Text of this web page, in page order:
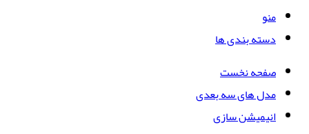
منو
دسته بندی ها
صفحه نخست
مدل های سه بعدی
انیمیشن سازی